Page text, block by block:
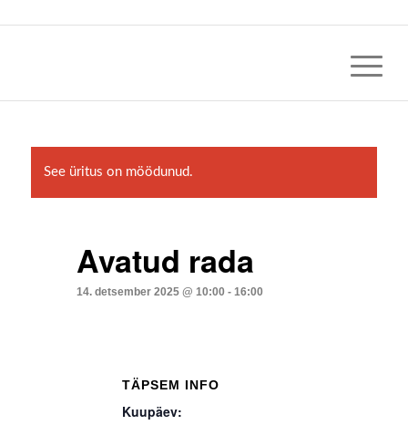
See üritus on möödunud.
Avatud rada
14. detsember 2025 @ 10:00 - 16:00
TÄPSEM INFO
Kuupäev: